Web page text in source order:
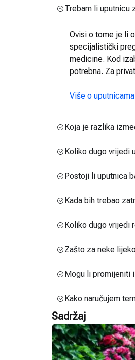
Trebam li uputnicu
Ovisi o tome je li
specijalistički
medicine. Kod
potrebna. Za
Više o
Koja je razlika
Koliko dugo vrijedi
Postoji li uputnica
Kada bih trebao
Koliko dugo vrijedi
Zašto za neke
Mogu li promijeniti
Kako naručujem
Sadržaj